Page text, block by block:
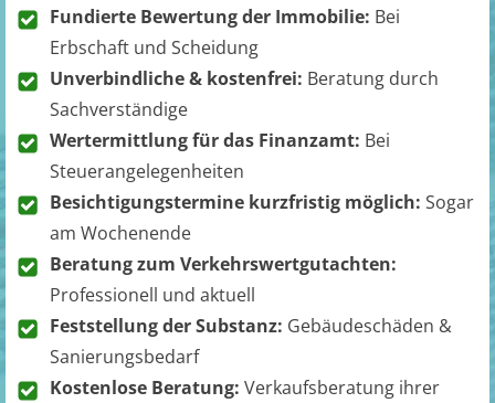
Fundierte Bewertung der Immobilie: Bei
Erbschaft und Scheidung
Unverbindliche & kostenfrei: Beratung durch
Sachverständige
Wertermittlung für das Finanzamt: Bei
Steuerangelegenheiten
Besichtigungstermine kurzfristig möglich: Sogar
am Wochenende
Beratung zum Verkehrswertgutachten:
Professionell und aktuell
Feststellung der Substanz: Gebäudeschäden &
Sanierungsbedarf
Kostenlose Beratung: Verkaufsberatung ihrer